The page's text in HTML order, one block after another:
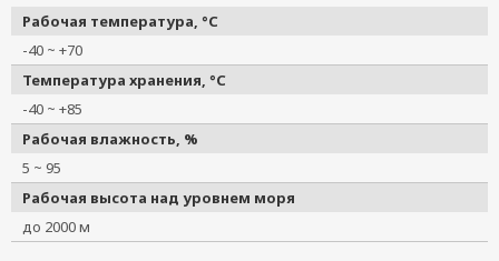
Рабочая температура, °C
-40 ~ +70
Температура хранения, °C
-40 ~ +85
Рабочая влажность, %
5 ~ 95
Рабочая высота над уровнем моря
до 2000 м